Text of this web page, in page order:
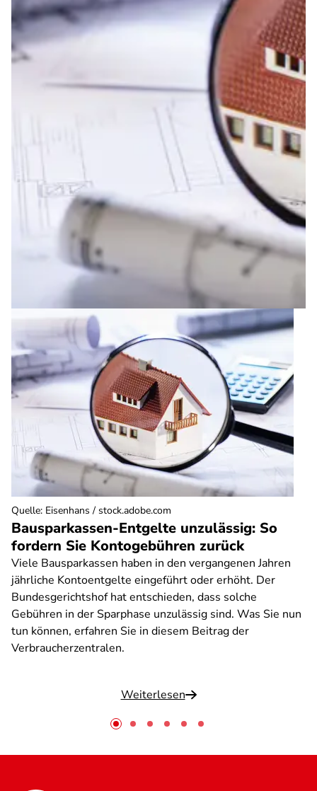
Bausparkassen-Entgelte unzulässig: So
fordern Sie Kontogebühren zurück
Viele Bausparkassen haben in den vergangenen Jahren
jährliche Kontoentgelte eingeführt oder erhöht. Der
Bundesgerichtshof hat entschieden, dass solche
Gebühren in der Sparphase unzulässig sind. Was Sie nun
tun können, erfahren Sie in diesem Beitrag der
Verbraucherzentralen.
Weiterlesen
Quelle: Eisenhans / stock.adobe.com